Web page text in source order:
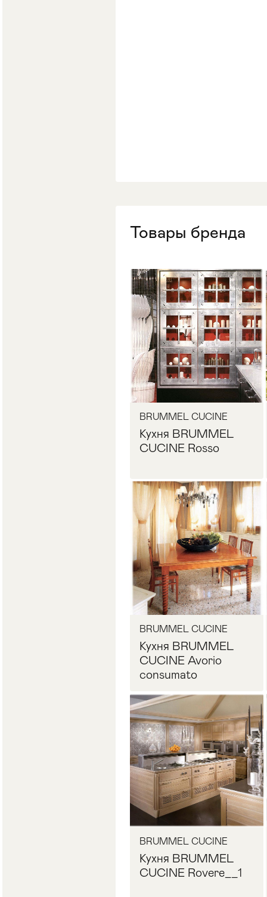
Товары бренда
Запросить цену
BRUMMEL CUCINE
Кухня BRUMMEL
CUCINE Rosso
Запросить цену
BRUMMEL CUCINE
Кухня BRUMMEL
CUCINE Avorio
consumato
BRUMMEL CUCINE
Кухня BRUMMEL
CUCINE Rovere__1